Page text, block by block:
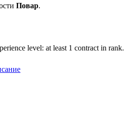
Повар.
level: at least 1 contract in rank.